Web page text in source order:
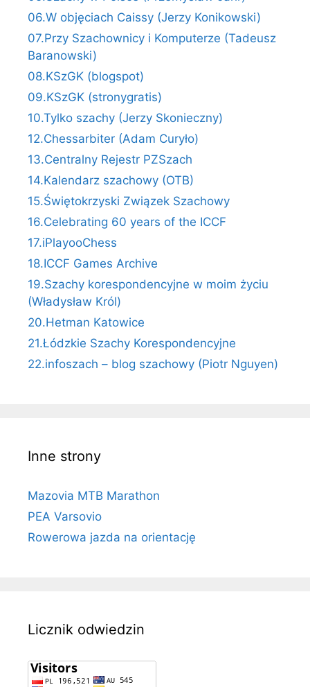
06.W objęciach Caissy (Jerzy Konikowski)
07.Przy Szachownicy i Komputerze (Tadeusz
Baranowski)
08.KSzGK (blogspot)
09.KSzGK (stronygratis)
10.Tylko szachy (Jerzy Skonieczny)
12.Chessarbiter (Adam Curyło)
13.Centralny Rejestr PZSzach
14.Kalendarz szachowy (OTB)
15.Świętokrzyski Związek Szachowy
16.Celebrating 60 years of the ICCF
17.iPlayooChess
18.ICCF Games Archive
19.Szachy korespondencyjne w moim życiu
(Władysław Król)
20.Hetman Katowice
21.Łódzkie Szachy Korespondencyjne
22.infoszach – blog szachowy (Piotr Nguyen)
Inne strony
Mazovia MTB Marathon
PEA Varsovio
Rowerowa jazda na orientację
Licznik odwiedzin